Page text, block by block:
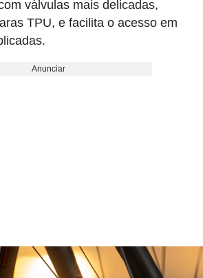
válvulas mais delicadas,
TPU, e facilita o acesso em
Anunciar